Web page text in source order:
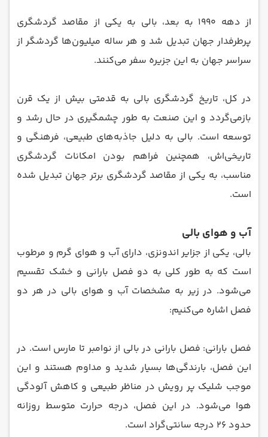
از دهه ۱۹۹۰ به بعد، بالی به یکی از مقاصد گردشگری
پرطرفدار جهان تبدیل شد و هر ساله میلیون‌ها گردشگر از
سراسر جهان به این جزیره سفر می‌کنند.
در کل، تاریخ گردشگری بالی به قدمتی بیش از یک قرن
بازمی‌گردد و این صنعت به طور چشمگیری در حال رشد و
توسعه است. بالی به دلیل جاذبه‌های طبیعی، فرهنگی و
تاریخی‌اش، همچنین فراهم بودن امکانات گردشگری
مناسب، به یکی از مقاصد گردشگری برتر جهان تبدیل شده
است.
آب و هوای بالی
بالی، یکی از جزایر اندونزی، دارای آب و هوای گرم و مرطوب
است که به طور کلی به دو فصل بارانی و خشک تقسیم
می‌شود. در زیر به مشخصات آب و هوای بالی در هر دو
فصل اشاره می‌کنیم:
فصل بارانی: فصل بارانی در بالی از نوامبر تا مارس است. در
این فصل، بارندگی‌ها بسیار شدید و مداوم هستند و این
موجب شلیک پر رویش در مناظر طبیعی و کاهش آلودگی
هوا می‌شود. در این فصل، درجه حرارت متوسط روزانه
حدود ۲۶ درجه سانتی‌گراد است.